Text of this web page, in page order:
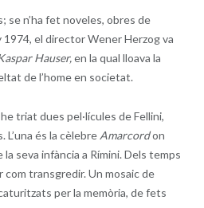
se n’ha fet noveles, obres de
1974, el director Wener Herzog va
Hauser,en la qual lloava la
de l’home en societat.
triat dues pel·lícules de Fellini,
és la cèlebre Amarcordon
seva infància a Rímini. Dels temps
transgredir. Un mosaic de
per la memòria, de fets